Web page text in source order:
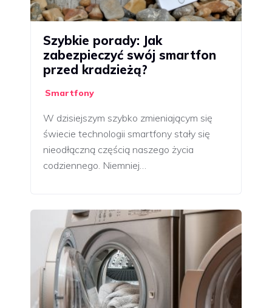
Szybkie porady: Jak
zabezpieczyć swój smartfon
przed kradzieżą?
Smartfony
W dzisiejszym szybko zmieniającym się
świecie technologii smartfony stały się
nieodłączną częścią naszego życia
codziennego. Niemniej…